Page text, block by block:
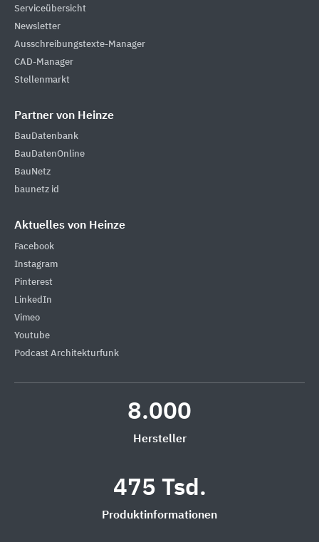
Serviceübersicht
Newsletter
Ausschreibungstexte-Manager
CAD-Manager
Stellenmarkt
Partner von Heinze
BauDatenbank
BauDatenOnline
BauNetz
baunetz id
Aktuelles von Heinze
Facebook
Instagram
Pinterest
LinkedIn
Vimeo
Youtube
Podcast Architekturfunk
8.000
Hersteller
475 Tsd.
Produktinformationen